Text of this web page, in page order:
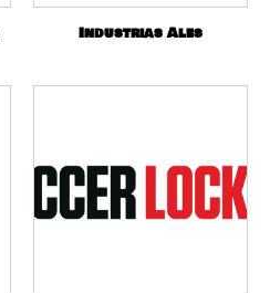
Industrias Ales